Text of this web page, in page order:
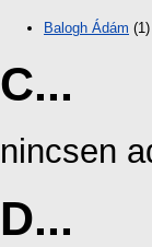
Balogh Ádám (1)
C...
nincsen
D...